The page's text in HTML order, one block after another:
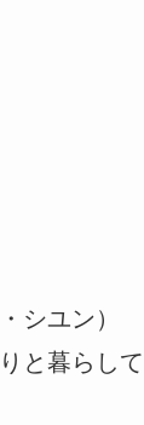
シユン）
と暮らして